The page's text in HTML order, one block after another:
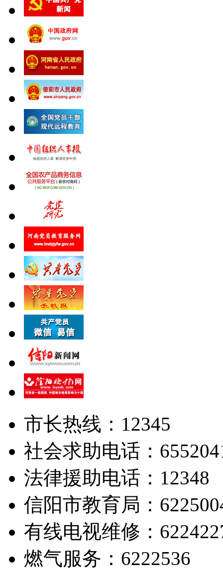
市长热线：12345
社会求助电话：
法律援助电话：12348
信阳市教育局：
有线电视维修：
燃气服务：6222536